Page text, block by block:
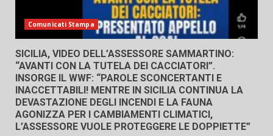
Comunicati Stampa
SICILIA, VIDEO DELL’ASSESSORE SAMMARTINO:
“AVANTI CON LA TUTELA DEI CACCIATORI”.
INSORGE IL WWF: “PAROLE SCONCERTANTI E
INACCETTABILI! MENTRE IN SICILIA CONTINUA LA
DEVASTAZIONE DEGLI INCENDI E LA FAUNA
AGONIZZA PER I CAMBIAMENTI CLIMATICI,
L’ASSESSORE VUOLE PROTEGGERE LE DOPPIETTE”